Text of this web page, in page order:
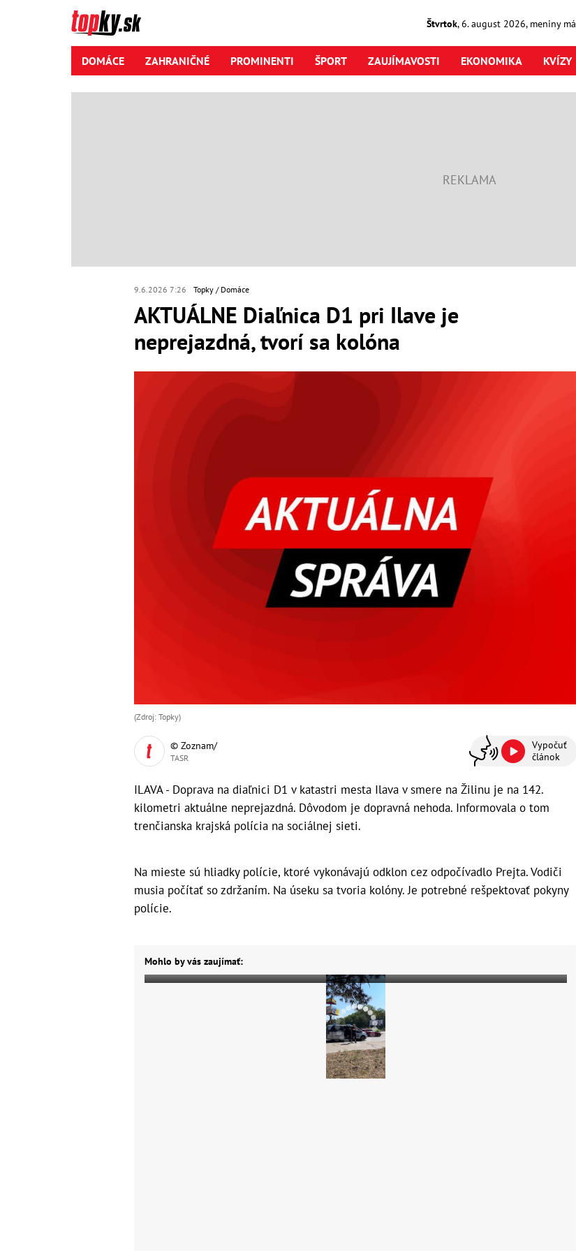
Štvrtok,6. august2026, meniny má
DOMÁCE ZAHRANIČNÉ PROMINENTI ŠPORT ZAUJÍMAVOSTI EKONOMIKA KVÍZY
9.6.2026 7:26 Topky Domáce
AKTUÁLNE Diaľnica D1 pri Ilave je
neprejazdná, tvorí sa kolóna
(Zdroj: Topky)
© Zoznam/
TASR
Vypočuť
článok
ILAVA - Doprava na diaľnici D1 v katastri mesta Ilava v smere na Žilinu je na 142.
kilometri aktuálne neprejazdná. Dôvodom je dopravná nehoda. Informovala o tom
trenčianska krajská polícia na sociálnej sieti.
Na mieste sú hliadky polície, ktoré vykonávajú odklon cez odpočívadlo Prejta. Vodiči
musia počítať so zdržaním. Na úseku sa tvoria kolóny. Je potrebné rešpektovať pokyny
polície.
Mohlo by vás zaujímať: